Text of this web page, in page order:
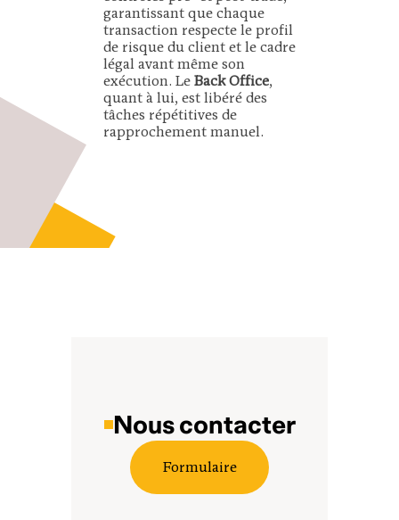
garantissant que chaque
transaction respecte le profil
de risque du client et le cadre
légal avant même son
exécution. Le Back Office,
quant à lui, est libéré des
tâches répétitives de
rapprochement manuel.
Nous contacter
Formulaire